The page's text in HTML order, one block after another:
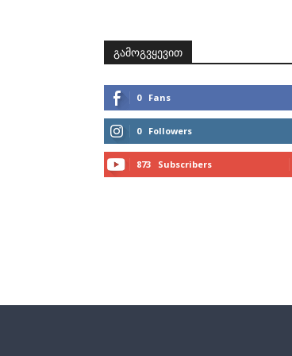
გამოგვყევით
0 Fans
0 Followers
873 Subscribers